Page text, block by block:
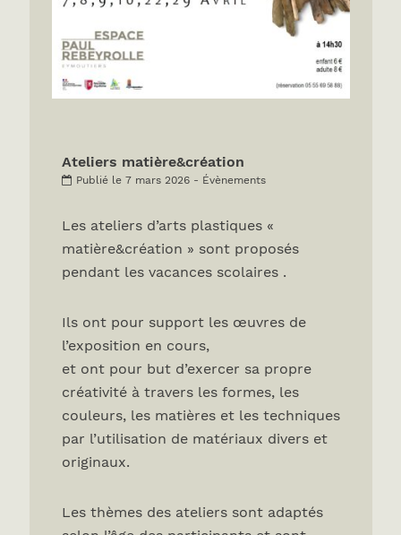
Ateliers matière&création
Publié le 7 mars 2026 - Évènements
Les ateliers d’arts plastiques «
matière&création » sont proposés
pendant les vacances scolaires .
Ils ont pour support les œuvres de
l’exposition en cours,
et ont pour but d’exercer sa propre
créativité à travers les formes, les
couleurs, les matières et les techniques
par l’utilisation de matériaux divers et
originaux.
Les thèmes des ateliers sont adaptés